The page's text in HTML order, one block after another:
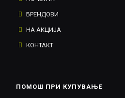
БРЕНДОВИ
НА АКЦИЈА
КОНТАКТ
ПОМОШ ПРИ КУПУВАЊЕ